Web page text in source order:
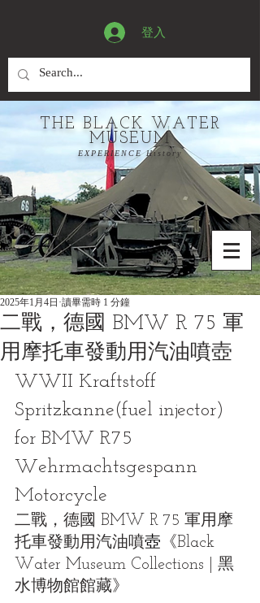
登入
THE BLACK WATER
MUSEUM
EXPERIENCE History
二戰，德國 BMW R 75 軍
用摩托車發動用汽油噴壺
2025年1月4日 讀畢需時 1 分鐘
WWII Kraftstoff
Spritzkanne(fuel injector)
for BMW R75
Wehrmachtsgespann
Motorcycle
二戰， 德國 BMW R 75 軍用摩
托車發動用汽油噴壺 《Black
Water Museum Collections | 黑
水博物館館藏》